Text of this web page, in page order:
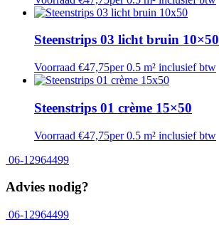
Steenstrips 03 licht bruin 10×50
Voorraad €47,75per 0.5 m² inclusief btw
Steenstrips 01 crème 15×50
Voorraad €47,75per 0.5 m² inclusief btw
06-12964499
Advies nodig?
06-12964499